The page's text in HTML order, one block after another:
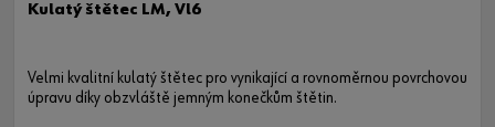
Kulatý štětec LM, Vl6
Velmi kvalitní kulatý štětec pro vynikající a rovnoměrnou povrchovou
úpravu díky obzvláště jemným konečkům štětin.